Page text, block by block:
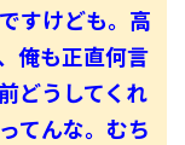
すけども。高
俺も正直何言
どうしてくれ
てんな。むち